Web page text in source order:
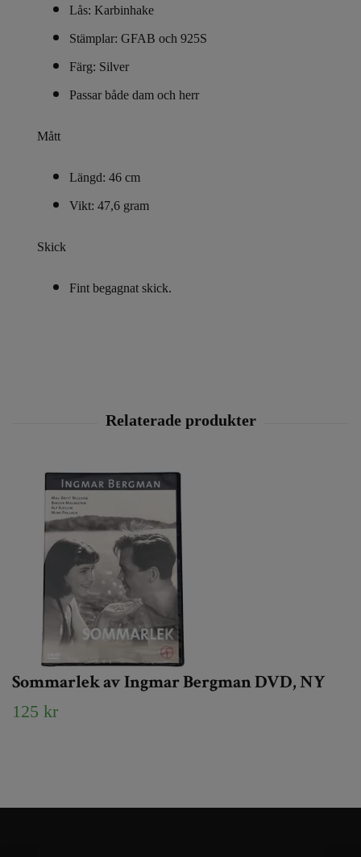
Lås: Karbinhake
Stämplar: GFAB och 925S
Färg: Silver
Passar både dam och herr
Mått
Längd: 46 cm
Vikt: 47,6 gram
Skick
Fint begagnat skick.
Sommarlek av Ingmar Bergman DVD, NY
125 kr